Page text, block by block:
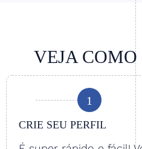
VEJA
1
CRIE SEU PERFIL